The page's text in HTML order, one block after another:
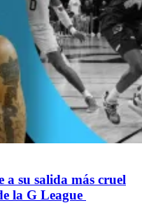
su salida más cruel
la G League